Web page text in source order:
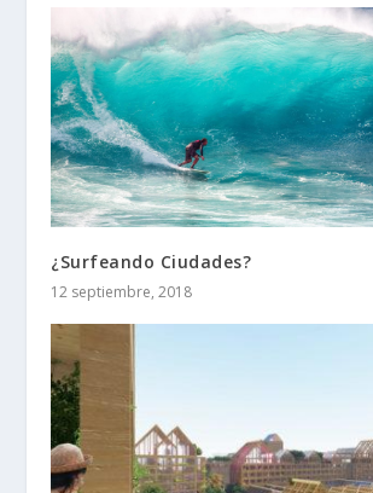
¿Surfeando Ciudades?
12 septiembre, 2018